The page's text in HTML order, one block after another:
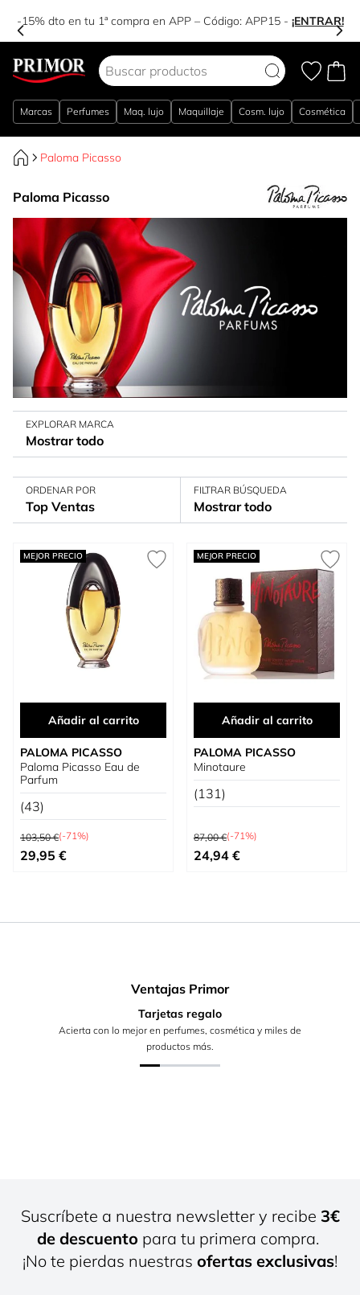
-15% dto en tu 1ª compra en APP – Código: APP15- ¡ENTRAR!
Marcas Perfumes Maq. lujo Maquillaje Cosm. lujo Cosmética
Paloma Picasso
Paloma Picasso
EXPLORAR MARCA
Mostrar todo
ORDENAR POR
Top Ventas
FILTRAR BÚSQUEDA
Mostrar todo
MEJOR PRECIO
Añadir al carrito
PALOMA PICASSO
Paloma Picasso Eau de
Parfum
(43)
Precio habitual
103,50 €(-71%)
Precio especial
29,95 €
MEJOR PRECIO
Añadir al carrito
PALOMA PICASSO
Minotaure
(131)
Precio habitual
87,00 €(-71%)
Precio especial
24,94 €
Ventajas Primor
Tarjetas regalo
Acierta con lo mejor en perfumes, cosmética y miles de
productos más.
Suscríbete a nuestra newsletter y recibe 3€
de descuento para tu primera compra.
¡No te pierdas nuestras ofertas exclusivas!